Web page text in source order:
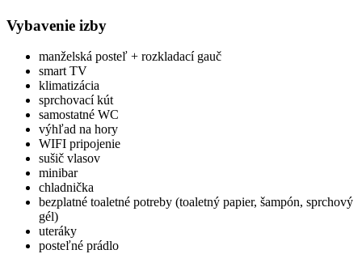
Vybavenie izby
manželská posteľ + rozkladací gauč
smart TV
klimatizácia
sprchovací kút
samostatné WC
výhľad na hory
WIFI pripojenie
sušič vlasov
minibar
chladnička
bezplatné toaletné potreby (toaletný papier, šampón, sprchový
gél)
uteráky
posteľné prádlo